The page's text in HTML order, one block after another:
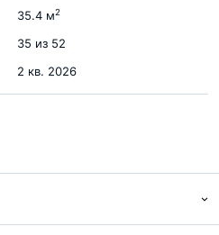
35.4 м2
35 из 52
2 кв. 2026